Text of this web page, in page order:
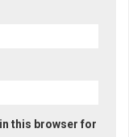
this browser for